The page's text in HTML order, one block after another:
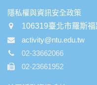
:::
隱私權與資訊安全政策
106319臺北市羅斯
activity@ntu.edu.tw
02-33662066
02-23661952